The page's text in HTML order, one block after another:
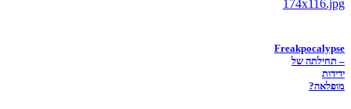
Freakpocalypse
– תחילתה של
ידידות
מופלאה?